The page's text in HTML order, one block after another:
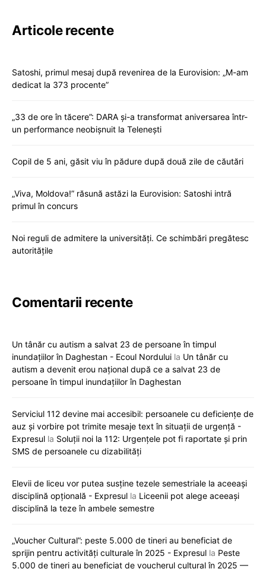
Articole recente
Satoshi, primul mesaj după revenirea de la Eurovision: „M-am
dedicat la 373 procente”
„33 de ore în tăcere”: DARA și-a transformat aniversarea într-
un performance neobișnuit la Telenești
Copil de 5 ani, găsit viu în pădure după două zile de căutări
„Viva, Moldova!” răsună astăzi la Eurovision: Satoshi intră
primul în concurs
Noi reguli de admitere la universități. Ce schimbări pregătesc
autoritățile
Comentarii recente
Un tânăr cu autism a salvat 23 de persoane în timpul
inundațiilor în Daghestan - Ecoul Nordului la Un tânăr cu
autism a devenit erou național după ce a salvat 23 de
persoane în timpul inundațiilor în Daghestan
Serviciul 112 devine mai accesibil: persoanele cu deficiențe de
auz și vorbire pot trimite mesaje text în situații de urgență -
Expresul la Soluții noi la 112: Urgențele pot fi raportate și prin
SMS de persoanele cu dizabilități
Elevii de liceu vor putea susține tezele semestriale la aceeași
disciplină opțională - Expresul la Liceenii pot alege aceeași
disciplină la teze în ambele semestre
„Voucher Cultural”: peste 5.000 de tineri au beneficiat de
sprijin pentru activități culturale în 2025 - Expresul la Peste
5.000 de tineri au beneficiat de voucherul cultural în 2025 —